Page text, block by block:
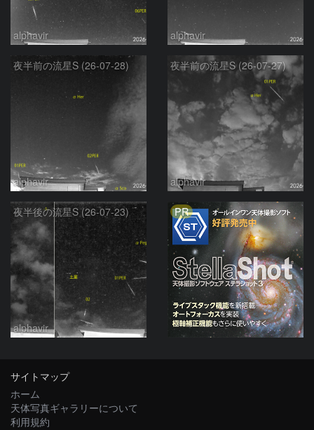
alphavir alphavir
夜半前の流星S (26-07-28)
alphavir
夜半前の流星S (26-07-27)
alphavir
夜半後の流星S (26-07-23)
alphavir
PR
サイトマップ
ホーム
天体写真ギャラリーについて
利用規約